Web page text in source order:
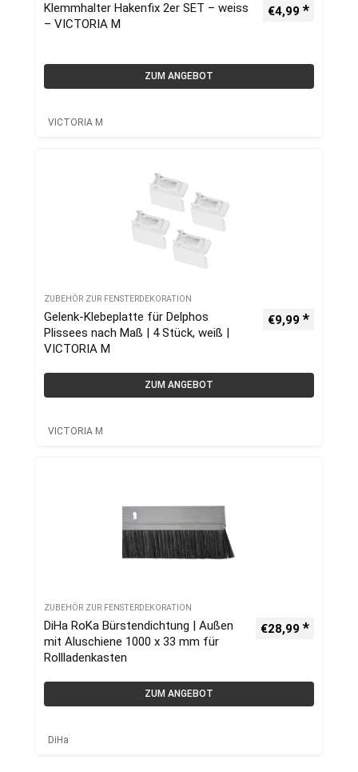
Klemmhalter Hakenfix 2er SET – weiss
– VICTORIA M
€4,99
ZUM ANGEBOT
VICTORIA M
ZUBEHÖR ZUR FENSTERDEKORATION
Gelenk-Klebeplatte für Delphos
Plissees nach Maß | 4 Stück, weiß |
VICTORIA M
€9,99
ZUM ANGEBOT
VICTORIA M
ZUBEHÖR ZUR FENSTERDEKORATION
DiHa RoKa Bürstendichtung | Außen
mit Aluschiene 1000 x 33 mm für
Rollladenkasten
€28,99
ZUM ANGEBOT
DiHa